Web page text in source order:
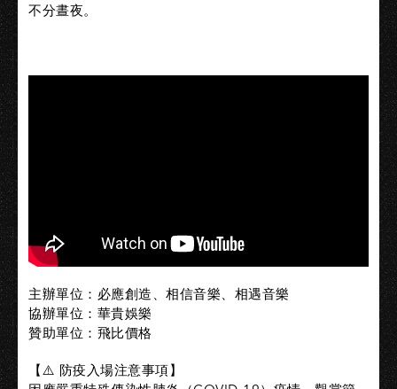
不分晝夜。
主辦單位：必應創造、相信音樂、相遇音樂
協辦單位：華貴娛樂
贊助單位：飛比價格
【⚠️ 防疫入場注意事項】